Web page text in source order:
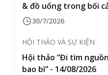
& đồ uống trong bối
30/7/2026
HỘI THẢO VÀ SỰ KIỆN
Hội thảo “Đi tìm
bao bì” - 14/08/2026